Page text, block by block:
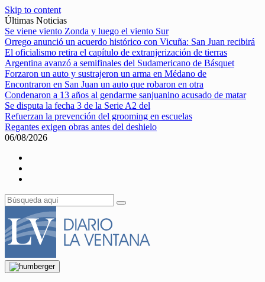
Skip to content
Últimas Noticias
Se viene viento Zonda y luego el viento Sur
Orrego anunció un acuerdo histórico con Vicuña: San Juan recibirá
El oficialismo retira el capítulo de extranjerización de tierras
Argentina avanzó a semifinales del Sudamericano de Básquet
Forzaron un auto y sustrajeron un arma en Médano de
Encontraron en San Juan un auto que robaron en otra
Condenaron a 13 años al gendarme sanjuanino acusado de matar
Se disputa la fecha 3 de la Serie A2 del
Refuerzan la prevención del grooming en escuelas
Regantes exigen obras antes del deshielo
06/08/2026